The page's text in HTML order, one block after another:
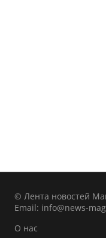
© Лента новостей
Email: info@news-
О нас